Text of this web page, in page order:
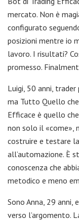
mercato. Non è
configurato
posizioni mentre io
lavoro. I risultati?
promesso.
Luigi, 50 anni,
ma Tutto Quello che
Efficace è quello
non solo il «come»,
costruire e testare
all’automazione. È
conoscenza che
metodico e meno
Sono Anna, 29
verso l’argomento.